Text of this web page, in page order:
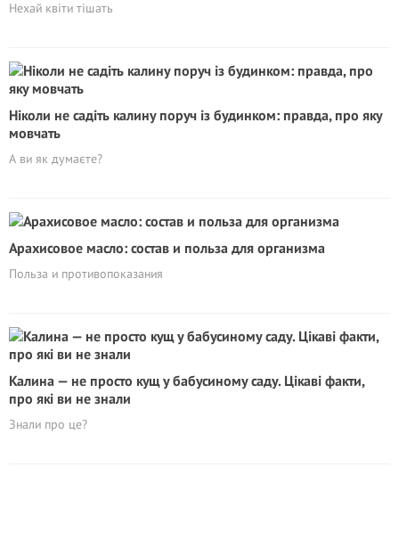
Нехай квіти тішать
Ніколи не садіть калину поруч із будинком: правда, про яку
мовчать
А ви як думаєте?
Арахисовое масло: состав и польза для организма
Польза и противопоказания
Калина — не просто кущ у бабусиному саду. Цікаві факти,
про які ви не знали
Знали про це?